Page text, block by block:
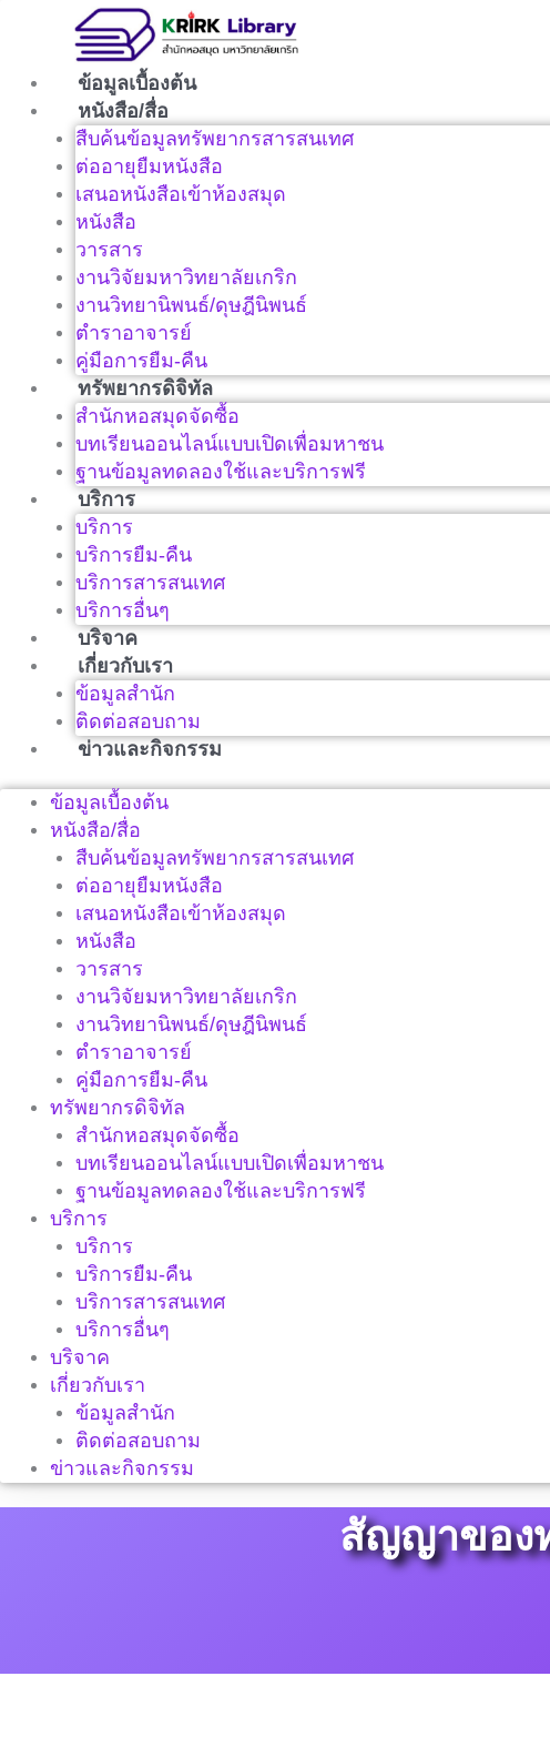
ข้อมูลเบื้องต้น
หนังสือ/สื่อ
สืบค้นข้อมูลทรัพยากรสารสนเทศ
ต่ออายุยืมหนังสือ
เสนอหนังสือเข้าห้องสมุด
หนังสือ
วารสาร
งานวิจัยมหาวิทยาลัยเกริก
งานวิทยานิพนธ์/ดุษฎีนิพนธ์
ตำราอาจารย์
คู่มือการยืม-คืน
ทรัพยากรดิจิทัล
สำนักหอสมุดจัดซื้อ
บทเรียนออนไลน์แบบเปิดเพื่อมหาชน
ฐานข้อมูลทดลองใช้และบริการฟรี
บริการ
บริการ
บริการยืม-คืน
บริการสารสนเทศ
บริการอื่นๆ
บริจาค
เกี่ยวกับเรา
ข้อมูลสำนัก
ติดต่อสอบถาม
ข่าวและกิจกรรม
ข้อมูลเบื้องต้น
หนังสือ/สื่อ
สืบค้นข้อมูลทรัพยากรสารสนเทศ
ต่ออายุยืมหนังสือ
เสนอหนังสือเข้าห้องสมุด
หนังสือ
วารสาร
งานวิจัยมหาวิทยาลัยเกริก
งานวิทยานิพนธ์/ดุษฎีนิพนธ์
ตำราอาจารย์
คู่มือการยืม-คืน
ทรัพยากรดิจิทัล
สำนักหอสมุดจัดซื้อ
บทเรียนออนไลน์แบบเปิดเพื่อมหาชน
ฐานข้อมูลทดลองใช้และบริการฟรี
บริการ
บริการ
บริการยืม-คืน
บริการสารสนเทศ
บริการอื่นๆ
บริจาค
เกี่ยวกับเรา
ข้อมูลสำนัก
ติดต่อสอบถาม
ข่าวและกิจกรรม
สัญญาของ